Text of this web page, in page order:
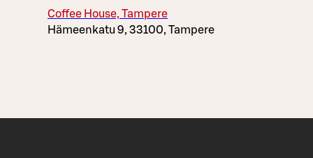
Coffee House, Tampere
Hämeenkatu 9, 33100, Tampere